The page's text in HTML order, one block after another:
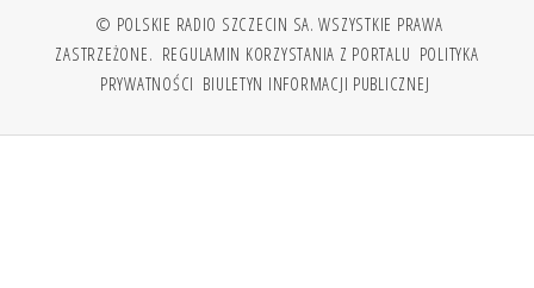
© POLSKIE RADIO SZCZECIN SA. WSZYSTKIE PRAWA
ZASTRZEŻONE. REGULAMIN KORZYSTANIA Z PORTALU POLITYKA
PRYWATNOŚCI BIULETYN INFORMACJI PUBLICZNEJ